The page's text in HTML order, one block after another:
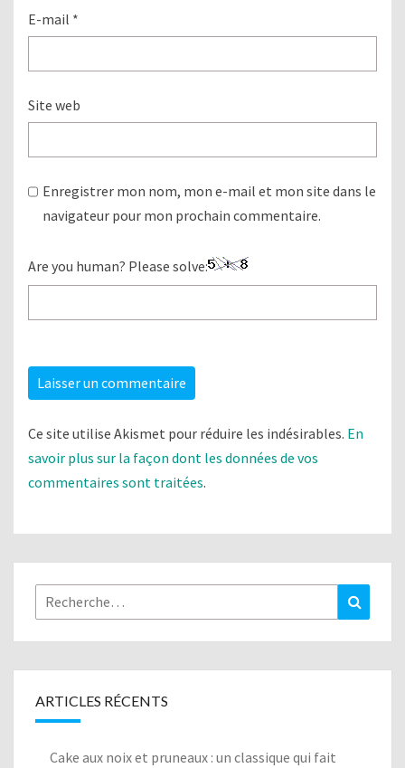
E-mail *
Site web
Enregistrer mon nom, mon e-mail et mon site dans le
navigateur pour mon prochain commentaire.
Are you human? Please solve:
Ce site utilise Akismet pour réduire les indésirables. En
savoir plus sur la façon dont les données de vos
commentaires sont traitées.
Rechercher :
ARTICLES RÉCENTS
Cake aux noix et pruneaux : un classique qui fait